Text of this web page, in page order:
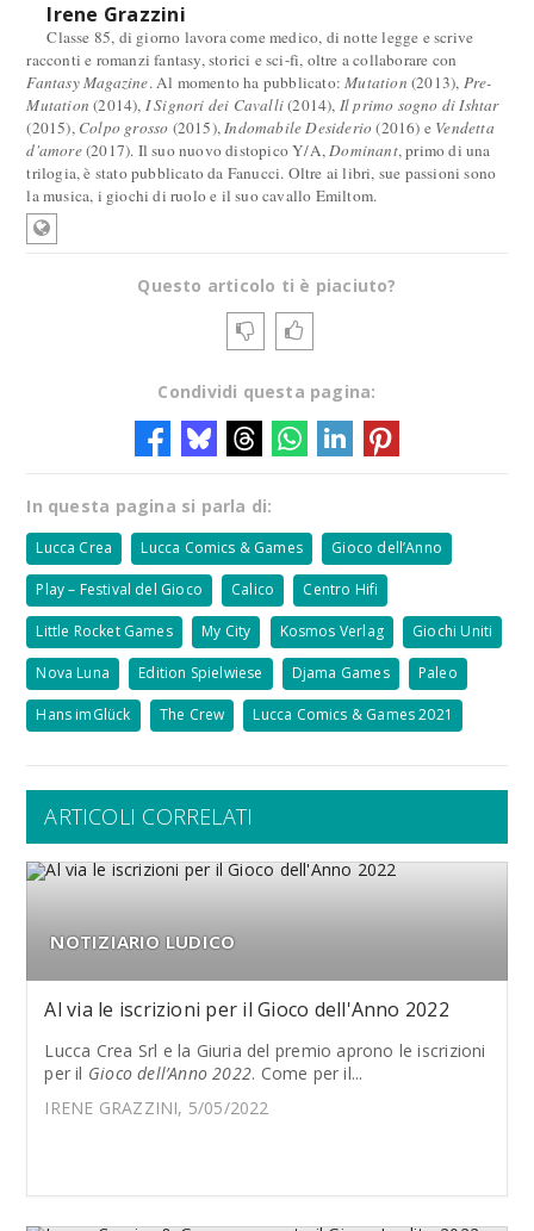
Irene Grazzini
Classe 85, di giorno lavora come medico, di notte legge e scrive
racconti e romanzi fantasy, storici e sci-fi, oltre a collaborare con
Fantasy Magazine. Al momento ha pubblicato:Mutation (2013), Pre-
Mutation (2014), I Signori dei Cavalli(2014), Il primo sogno di Ishtar
(2015), Colpo grosso (2015),Indomabile Desiderio (2016) e Vendetta
d'amore(2017). Il suo nuovo distopico Y/A,Dominant, primo di una
trilogia, è stato pubblicato da Fanucci. Oltre ai libri, sue passioni sono
la musica, i giochi di ruolo e il suo cavallo Emiltom.
Questo articolo ti è piaciuto?
Condividi questa pagina:
In questa pagina si parla di:
Lucca Crea Lucca Comics & Games Gioco dell’Anno
Play – Festival del Gioco Calico Centro Hifi
Little Rocket Games My City Kosmos Verlag Giochi Uniti
Nova Luna Edition Spielwiese Djama Games Paleo
Hans imGlück The Crew Lucca Comics & Games 2021
ARTICOLI CORRELATI
NOTIZIARIO LUDICO
Al via le iscrizioni per il Gioco dell'Anno 2022
Lucca Crea Srl e la Giuria del premio aprono le iscrizioni
per il Gioco dell’Anno 2022. Come per il...
IRENE GRAZZINI, 5/05/2022